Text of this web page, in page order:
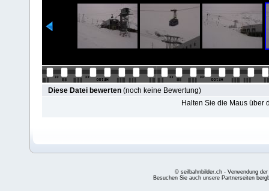
Diese Datei bewerten (noch keine Bewertung)
Halten Sie die Maus über
© seilbahnbilder.ch - Verwendung
Besuchen Sie auch unsere Partnerseiten